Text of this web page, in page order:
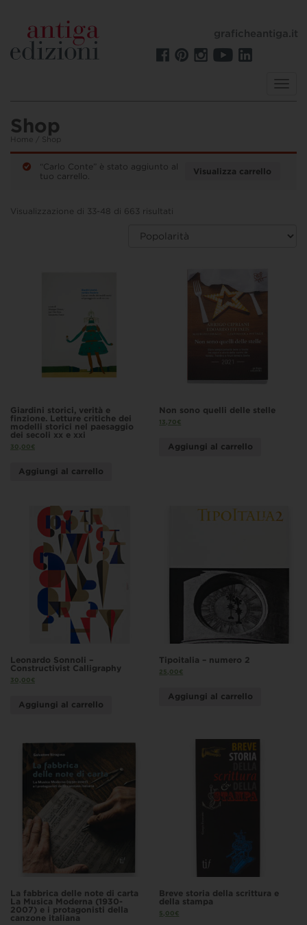
graficheantiga.it
Shop
Home / Shop
Visualizza carrello
“Carlo Conte” è stato aggiunto al
tuo carrello.
Visualizzazione di 33-48 di 663 risultati
Giardini storici, verità e
finzione. Letture critiche dei
modelli storici nel paesaggio
dei secoli xx e xxi
30,00€
Aggiungi al carrello
Non sono quelli delle stelle
13,70€
Aggiungi al carrello
Leonardo Sonnoli –
Constructivist Calligraphy
30,00€
Aggiungi al carrello
Tipoitalia – numero 2
25,00€
Aggiungi al carrello
La fabbrica delle note di carta
La Musica Moderna (1930-
2007) e i protagonisti della
canzone italiana
Breve storia della scrittura e
della stampa
5,00€